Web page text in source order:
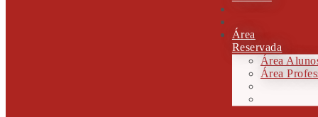
Área
Reservada
Área
Área